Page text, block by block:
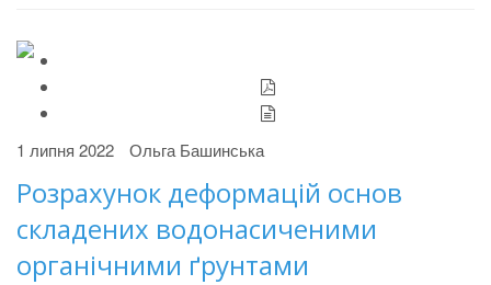
1 липня 2022 Ольга Башинська
Розрахунок деформацій основ
складених водонасиченими
органічними ґрунтами